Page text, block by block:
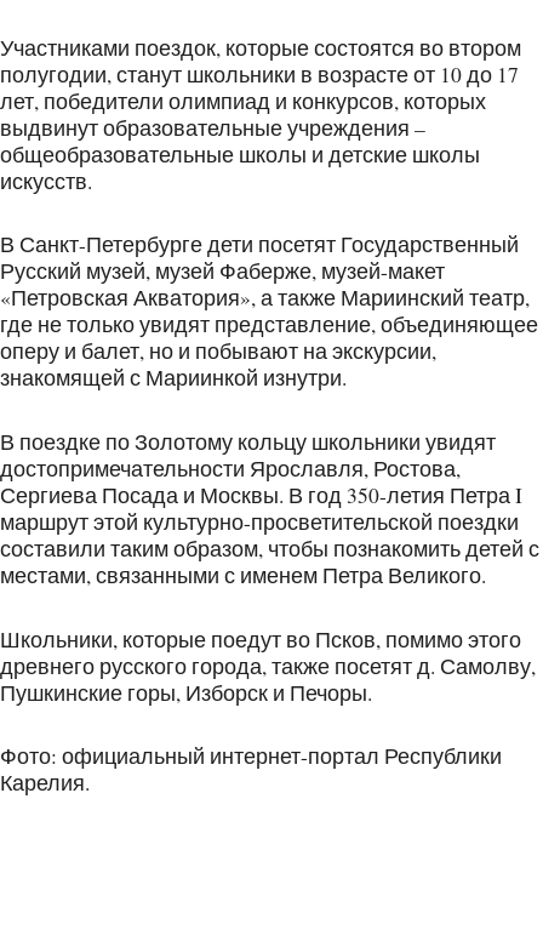
Участниками поездок, которые состоятся во втором
полугодии, станут школьники в возрасте от 10 до 17
лет, победители олимпиад и конкурсов, которых
выдвинут образовательные учреждения –
общеобразовательные школы и детские школы
искусств.
В Санкт-Петербурге дети посетят Государственный
Русский музей, музей Фаберже, музей-макет
«Петровская Акватория», а также Мариинский театр,
где не только увидят представление, объединяющее
оперу и балет, но и побывают на экскурсии,
знакомящей с Мариинкой изнутри.
В поездке по Золотому кольцу школьники увидят
достопримечательности Ярославля, Ростова,
Сергиева Посада и Москвы. В год 350-летия Петра I
маршрут этой культурно-просветительской поездки
составили таким образом, чтобы познакомить детей с
местами, связанными с именем Петра Великого.
Школьники, которые поедут во Псков, помимо этого
древнего русского города, также посетят д. Самолву,
Пушкинские горы, Изборск и Печоры.
Фото: официальный интернет-портал Республики
Карелия.